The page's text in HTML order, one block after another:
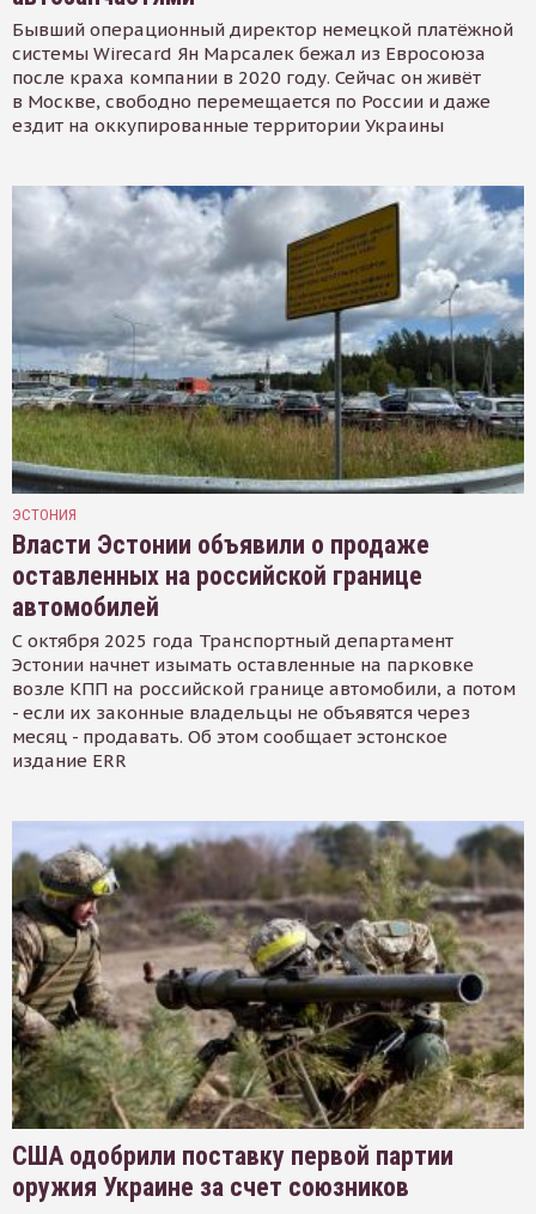
Бывший операционный директор немецкой платёжной
системы Wirecard Ян Марсалек бежал из Евросоюза
после краха компании в 2020 году. Сейчас он живёт
в Москве, свободно перемещается по России и даже
ездит на оккупированные территории Украины
ЭСТОНИЯ
Власти Эстонии объявили о продаже
оставленных на российской границе
автомобилей
С октября 2025 года Транспортный департамент
Эстонии начнет изымать оставленные на парковке
возле КПП на российской границе автомобили, а потом
- если их законные владельцы не объявятся через
месяц - продавать. Об этом сообщает эстонское
издание ERR
США одобрили поставку первой партии
оружия Украине за счет союзников